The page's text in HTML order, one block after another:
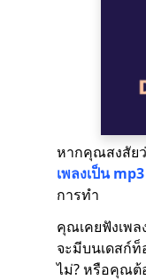
หากคุณสงสัย
เพลงเป็น mp3
การทำ
คุณเคยฟังเพ
จะมีบนเดสก์
ไม่? หรือคุณต้